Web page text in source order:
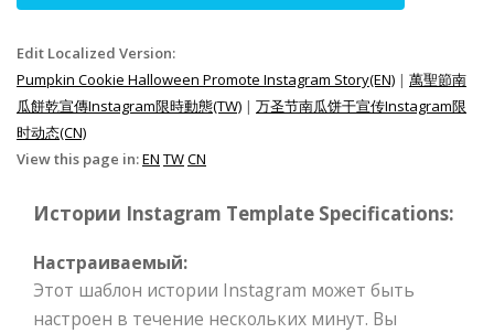
Edit Localized Version:
Pumpkin Cookie Halloween Promote Instagram Story(EN) | 萬聖節南
瓜餅乾宣傳Instagram限時動態(TW) | 万圣节南瓜饼干宣传Instagram限
时动态(CN)
View this page in:EN TWCN
Истории Instagram Template Specifications:
Настраиваемый:
Этот шаблон истории Instagram может быть
настроен в течение нескольких минут. Вы